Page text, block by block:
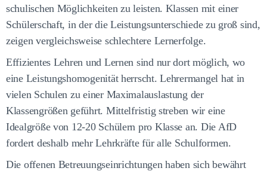
schulischen Möglichkeiten zu leisten. Klassen mit einer
Schülerschaft, in der die Leistungsunterschiede zu groß sind,
zeigen vergleichsweise schlechtere Lernerfolge.
Effizientes Lehren und Lernen sind nur dort möglich, wo
eine Leistungshomogenität herrscht. Lehrermangel hat in
vielen Schulen zu einer Maximalauslastung der
Klassengrößen geführt. Mittelfristig streben wir eine
Idealgröße von 12-20 Schülern pro Klasse an. Die AfD
fordert deshalb mehr Lehrkräfte für alle Schulformen.
Die offenen Betreuungseinrichtungen haben sich bewährt